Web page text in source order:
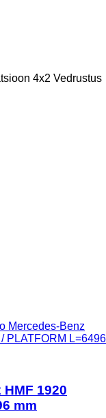
4x2 Vedrustus
Mercedes-Benz
PLATFORM L=6496
1920
mm